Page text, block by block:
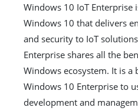
Windows 10 IoT Enterprise
Windows 10 that delivers
and security to IoT
Enterprise shares all the
Windows ecosystem. It is
Windows 10 Enterprise to
development and